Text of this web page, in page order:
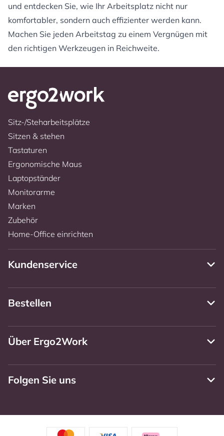
und entdecken Sie, wie Ihr Arbeitsplatz nicht nur
komfortabler, sondern auch effizienter werden kann.
Machen Sie jeden Arbeitstag zu einem Vergnügen mit
den richtigen Werkzeugen in Reichweite.
Sitz-/Steharbeitsplätze
Sitzen & stehen
Tastaturen
Ergonomische Maus
Laptopständer
Monitorarme
Marken
Zubehör
Home-Office einrichten
Kundenservice
Bestellen
Über Ergo2Work
Folgen Sie uns